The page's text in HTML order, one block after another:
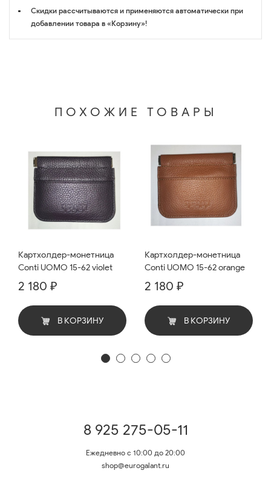
Скидки рассчитываются и применяются автоматически при
добавлении товара в «Корзину»!
ПОХОЖИЕ ТОВАРЫ
Картхолдер-монетница
Conti UOMO 15-62 violet
2 180 ₽
В КОРЗИНУ
Картхолдер-монетница
Conti UOMO 15-62 orange
2 180 ₽
В КОРЗИНУ
8 925 275-05-11
Ежедневно с 10:00 до 20:00
shop@eurogalant.ru